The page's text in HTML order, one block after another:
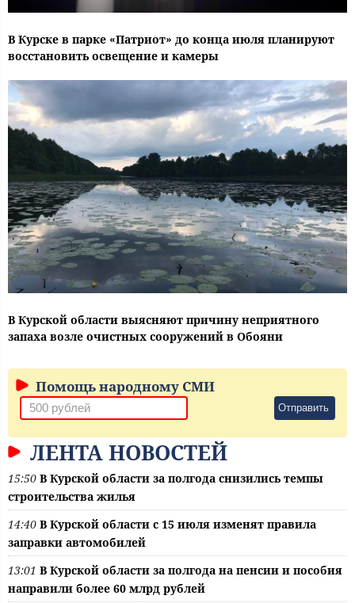
В Курске в парке «Патриот» до конца июля планируют
восстановить освещение и камеры
В Курской области выясняют причину неприятного
запаха возле очистных сооружений в Обояни
Помощь народному СМИ
Отправить
ЛЕНТА НОВОСТЕЙ
15:50 В Курской области за полгода снизились темпы
строительства жилья
14:40 В Курской области с 15 июля изменят правила
заправки автомобилей
13:01 В Курской области за полгода на пенсии и пособия
направили более 60 млрд рублей